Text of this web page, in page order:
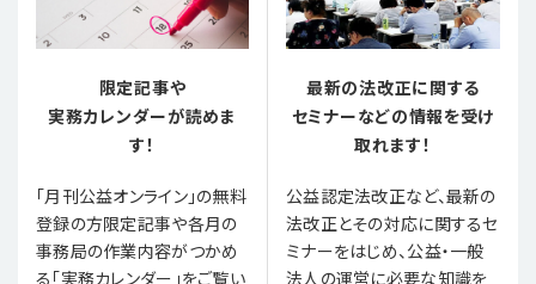
限定記事や
実務カレンダーが読めま
す！
「月刊公益オンライン」の無料
登録の方限定記事や各月の
事務局の作業内容がつかめ
る「実務カレンダー」をご覧い
最新の法改正に関する
セミナーなどの情報を受け
取れます！
公益認定法改正など、最新の
法改正とその対応に関するセ
ミナーをはじめ、公益・一般
法人の運営に必要な知識を